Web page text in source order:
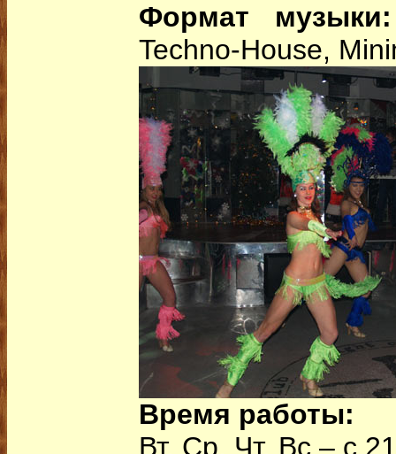
Формат музыки:
Techno-House,
Время работы:
Вт, Ср, Чт, Вс – с